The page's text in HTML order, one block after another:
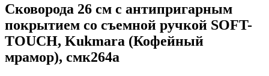
Сковорода 26 см с антипригарным
покрытием со съемной ручкой SOFT-
TOUCH, Kukmara (Кофейный
мрамор), смк264а